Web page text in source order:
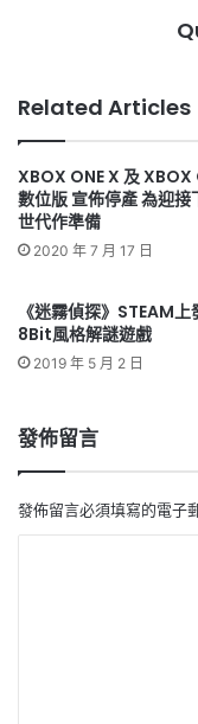
Related Articles
XBOX ONE X 及 XBOX
數位版 宣佈停產 為迎接
世代作準備
2020 年 7 月 17 日
《迷霧偵探》STEAM上
8Bit風格解謎遊戲
2019 年 5 月 2 日
發佈留言
發佈留言必須填寫的電子